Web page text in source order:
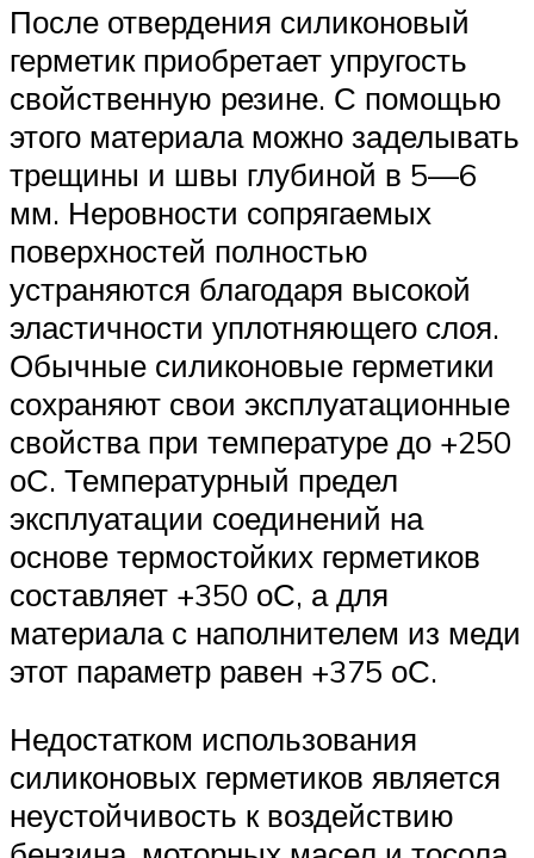
После отвердения силиконовый
герметик приобретает упругость
свойственную резине. С помощью
этого материала можно заделывать
трещины и швы глубиной в 5—6
мм. Неровности сопрягаемых
поверхностей полностью
устраняются благодаря высокой
эластичности уплотняющего слоя.
Обычные силиконовые герметики
сохраняют свои эксплуатационные
свойства при температуре до +250
оС. Температурный предел
эксплуатации соединений на
основе термостойких герметиков
составляет +350 оС, а для
материала с наполнителем из меди
этот параметр равен +375 оС.
Недостатком использования
силиконовых герметиков является
неустойчивость к воздействию